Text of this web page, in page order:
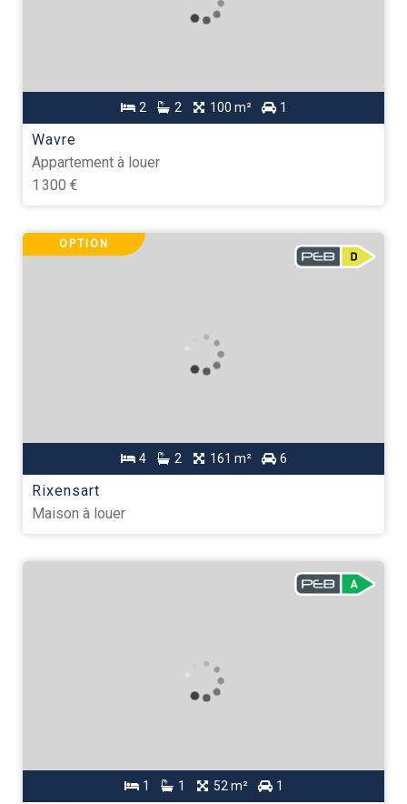
2 2 100 m² 1
Wavre
Appartement à louer
1 300 €
4 2 161 m² 6
OPTION
Rixensart
Maison à louer
1 1 52 m² 1